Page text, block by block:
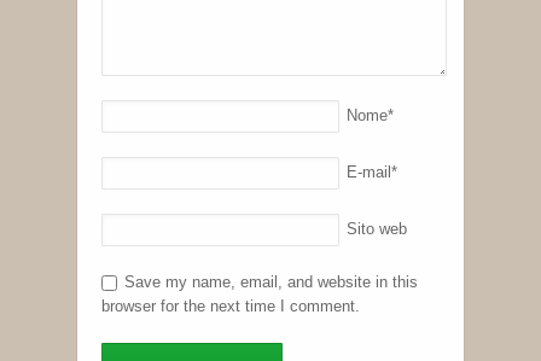
Nome*
E-mail*
Sito web
Save my name, email, and website in this
browser for the next time I comment.